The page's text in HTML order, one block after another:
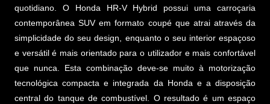
quotidiano. O Honda HR-V Hybrid possui uma carroçaria
contemporânea SUV em formato coupé que atrai através da
simplicidade do seu design, enquanto o seu interior espaçoso
e versátil é mais orientado para o utilizador e mais confortável
que nunca. Esta combinação deve-se muito à motorização
tecnológica compacta e integrada da Honda e a disposição
central do tanque de combustível. O resultado é um espaço